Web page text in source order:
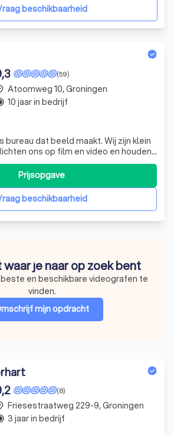
beschikbaarheid
(59)
dat beeld maakt. Wij zijn klein
ons op film en video en houden
in beeld: een machtig
als opdrachtgever zegt: Blksm dat
Daar leven we voor.
beschikbaarheid
Prijsopgave
Atoomweg 10, Groningen
10 jaar in bedrijf
waar je naar op zoek bent
en beschikbare videografen te
vinden.
mijn opdracht
(8)
Friesestraatweg 229-9, Groningen
3 jaar in bedrijf